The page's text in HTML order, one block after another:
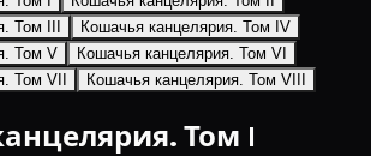
Том III
Кошачья канцелярия. Том IV
Том V
Кошачья канцелярия. Том VI
Том VII
Кошачья канцелярия. Том VIII
Том I